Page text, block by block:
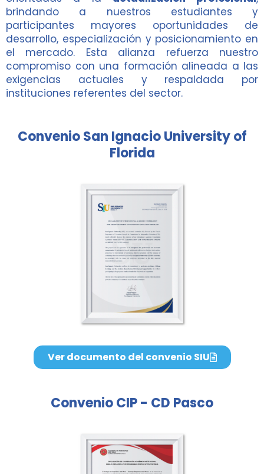
brindando a nuestros estudiantes y
participantes mayores oportunidades de
desarrollo, especialización y posicionamiento en
el mercado. Esta alianza refuerza nuestro
compromiso con una formación alineada a las
exigencias actuales y respaldada por
instituciones referentes del sector.
Convenio San Ignacio University of
Florida
Ver documento del convenio SIU
Convenio CIP - CD Pasco